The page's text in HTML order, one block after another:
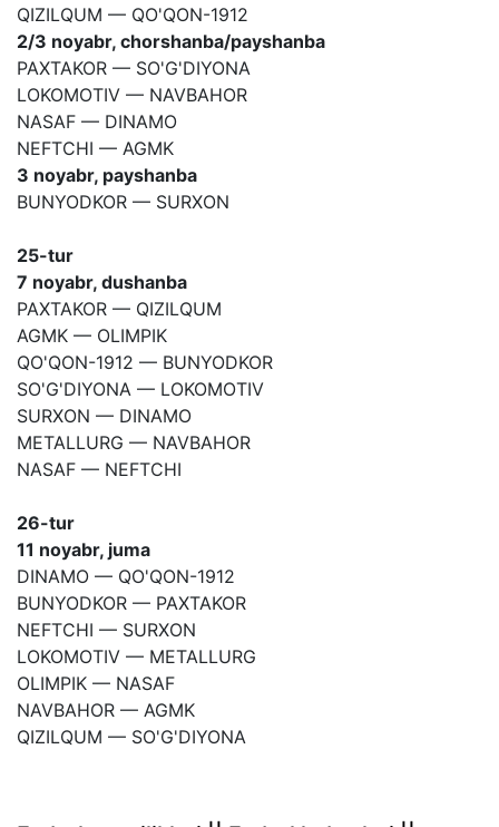
QIZILQUM — QO'QON-1912
2/3 noyabr, chorshanba/payshanba
PAXTAKOR — SO'G'DIYONA
LOKOMOTIV — NAVBAHOR
NASAF — DINAMO
NEFTCHI — AGMK
3 noyabr, payshanba
BUNYODKOR — SURXON
25-tur
7 noyabr, dushanba
PAXTAKOR — QIZILQUM
AGMK — OLIMPIK
QO'QON-1912 — BUNYODKOR
SO'G'DIYONA — LOKOMOTIV
SURXON — DINAMO
METALLURG — NAVBAHOR
NASAF — NEFTCHI
26-tur
11 noyabr, juma
DINAMO — QO'QON-1912
BUNYODKOR — PAXTAKOR
NEFTCHI — SURXON
LOKOMOTIV — METALLURG
OLIMPIK — NASAF
NAVBAHOR — AGMK
QIZILQUM — SO'G'DIYONA